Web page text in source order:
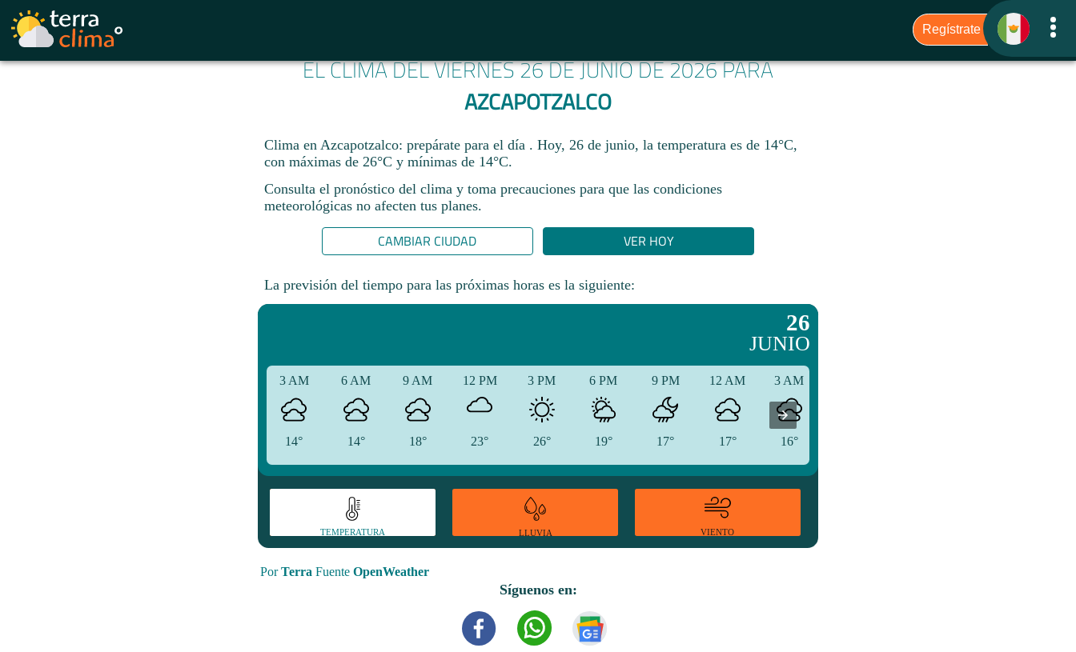
EL CLIMA DEL VIERNES 26 DE JUNIO DE 2026 PARA
AZCAPOTZALCO
Clima en Azcapotzalco: prepárate para el día . Hoy, 26 de junio, la temperatura es de 14°C,
con máximas de 26°C y mínimas de 14°C.
Consulta el pronóstico del clima y toma precauciones para que las condiciones
meteorológicas no afecten tus planes.​
CAMBIAR CIUDAD VER HOY
La previsión del tiempo para las próximas horas es la siguiente:
26
JUNIO
3 AM
14°
6 AM
14°
9 AM
18°
12 PM
23°
3 PM
26°
6 PM
19°
9 PM
17°
12 AM
17°
3 AM
16°
TEMPERATURA LLUVIA VIENTO
PorTerra Fuente OpenWeather
Síguenos en: